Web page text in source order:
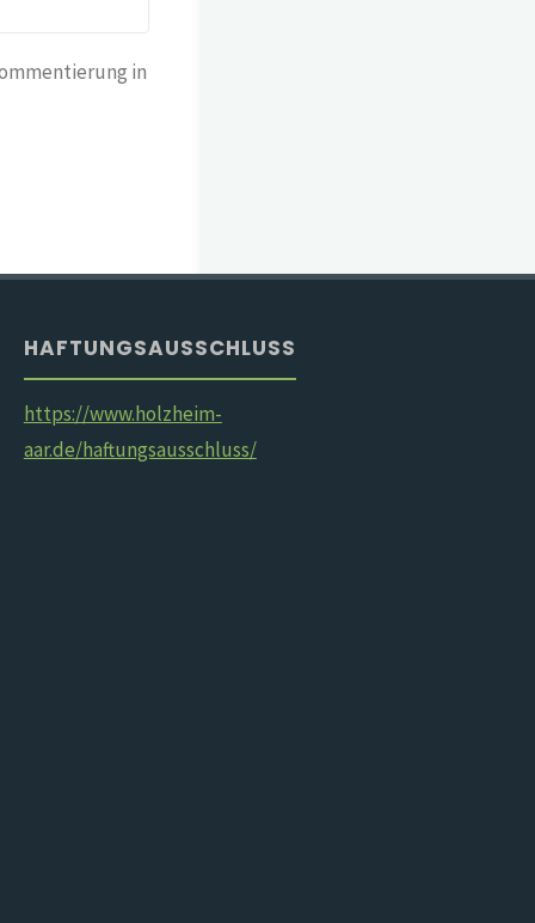
in
HAFTUNGSAUSSCHLUSS
https://www.holzheim-
aar.de/haftungsausschluss/